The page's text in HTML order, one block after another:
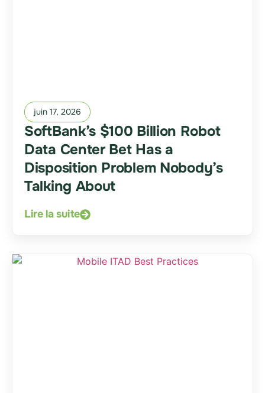
juin 17, 2026
SoftBank’s $100 Billion Robot
Data Center Bet Has a
Disposition Problem Nobody’s
Talking About
Lire la suite